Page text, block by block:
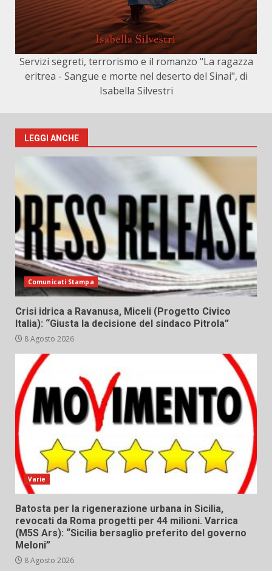
Servizi segreti, terrorismo e il romanzo "La ragazza
eritrea - Sangue e morte nel deserto del Sinai", di
Isabella Silvestri
LEGGI ANCHE
Comunicati Stampa
Crisi idrica a Ravanusa, Miceli (Progetto Civico
Italia): “Giusta la decisione del sindaco Pitrola”
8 Agosto 2026
Varie
Batosta per la rigenerazione urbana in Sicilia,
revocati da Roma progetti per 44 milioni. Varrica
(M5S Ars): “Sicilia bersaglio preferito del governo
Meloni”
8 Agosto 2026